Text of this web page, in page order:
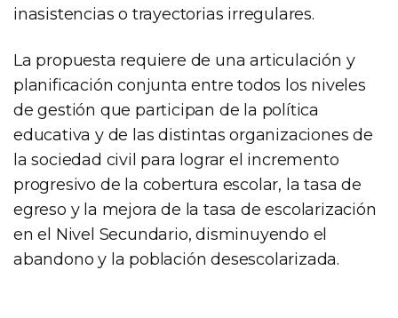
inasistencias o trayectorias irregulares.
La propuesta requiere de una articulación y
planificación conjunta entre todos los niveles
de gestión que participan de la política
educativa y de las distintas organizaciones de
la sociedad civil para lograr el incremento
progresivo de la cobertura escolar, la tasa de
egreso y la mejora de la tasa de escolarización
en el Nivel Secundario, disminuyendo el
abandono y la población desescolarizada.